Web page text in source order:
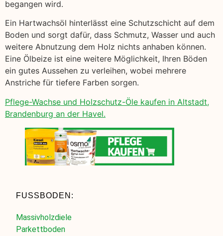
begangen wird.
Ein Hartwachsöl hinterlässt eine Schutzschicht auf dem
Boden und sorgt dafür, dass Schmutz, Wasser und auch
weitere Abnutzung dem Holz nichts anhaben können.
Eine Ölbeize ist eine weitere Möglichkeit, Ihren Böden
ein gutes Aussehen zu verleihen, wobei mehrere
Anstriche für tiefere Farben sorgen.
Pflege-Wachse und Holzschutz-Öle kaufen in Altstadt,
Brandenburg an der Havel.
FUSSBODEN:
Massivholzdiele
Parkettboden